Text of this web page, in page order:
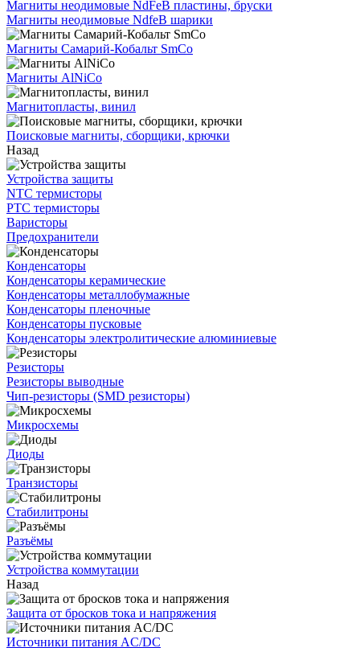
Магниты неодимовые NdFeB пластины, бруски
Магниты неодимовые NdfeB шарики
Магниты Самарий-Кобальт SmCo
Магниты AlNiCo
Магнитопласты, винил
Поисковые магниты, сборщики, крючки
Назад
Устройства защиты
NTC термисторы
PTC термисторы
Варисторы
Предохранители
Конденсаторы
Конденсаторы керамические
Конденсаторы металлобумажные
Конденсаторы пленочные
Конденсаторы пусковые
Конденсаторы электролитические алюминиевые
Резисторы
Резисторы выводные
Чип-резисторы (SMD резисторы)
Микросхемы
Диоды
Транзисторы
Стабилитроны
Разъёмы
Устройства коммутации
Назад
Защита от бросков тока и напряжения
Источники питания AC/DC